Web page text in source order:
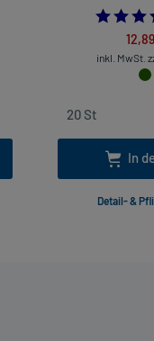
inkl. MwSt.
In
Detail- &